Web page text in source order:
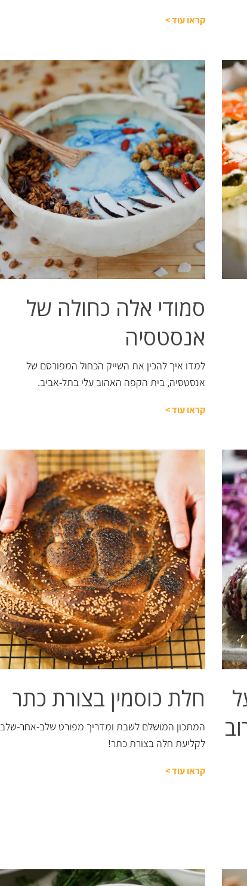
קראו עוד>
סמודי אלה כחולה של
אנסטסיה
למדו איך להכין את השייק הכחול המפורסם של
אנסטסיה, בית הקפה האהוב עלי בתל-אביב.
קראו עוד>
חלת כוסמין בצורת כתר
המתכון המושלם לשבת ומדריך מפורט שלב-אחר-שלב
לקליעת חלה בצורת כתר!
קראו עוד>